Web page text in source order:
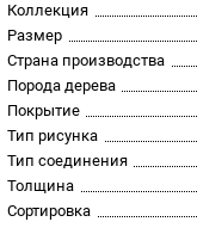
Коллекция
Размер
Страна производства
Порода дерева
Покрытие
Тип рисунка
Тип соединения
Толщина
Сортировка